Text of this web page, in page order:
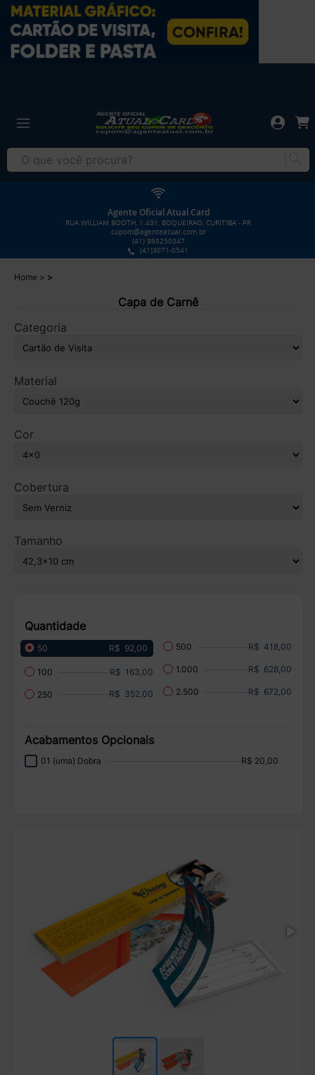
Agente Oficial Atual Card
RUA WILLIAM BOOTH, 1.431, BOQUEIRAO, CURITIBA - PR
cupom@agenteatual.com.br
(41) 988250347
(41)3071-0541
Home
Capa de Carnê
Categoria
Material
Cor
Cobertura
Tamanho
Quantidade
50 R$ 92,00
100 R$ 163,00
250 R$ 352,00
500 R$ 418,00
1.000 R$ 628,00
2.500 R$ 672,00
Acabamentos Opcionais
01 (uma) Dobra R$ 20,00